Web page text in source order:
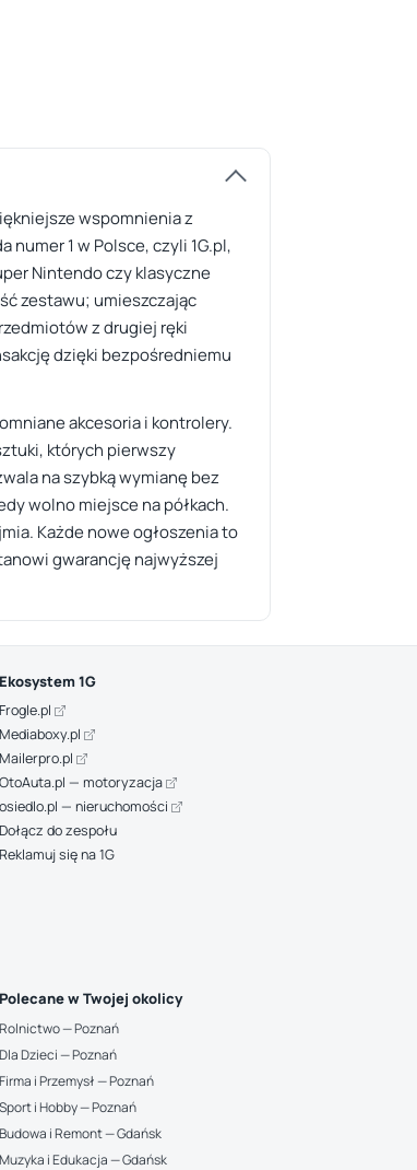
wspomnienia z
1 w Polsce, czyli 1G.pl,
Nintendo czy klasyczne
zestawu; umieszczając
z drugiej ręki
dzięki bezpośredniemu
akcesoria i kontrolery.
których pierwszy
na szybką wymianę bez
wolno miejsce na półkach.
Każde nowe ogłoszenia to
gwarancję najwyższej
Ekosystem 1G
Frogle.pl
Mediaboxy.pl
Mailerpro.pl
OtoAuta.pl — motoryzacja
osiedlo.pl — nieruchomości
Dołącz do zespołu
Reklamuj się na 1G
Polecane w Twojej okolicy
Rolnictwo — Poznań
Dla Dzieci — Poznań
Firma i Przemysł — Poznań
Sport i Hobby — Poznań
Budowa i Remont — Gdańsk
Muzyka i Edukacja — Gdańsk